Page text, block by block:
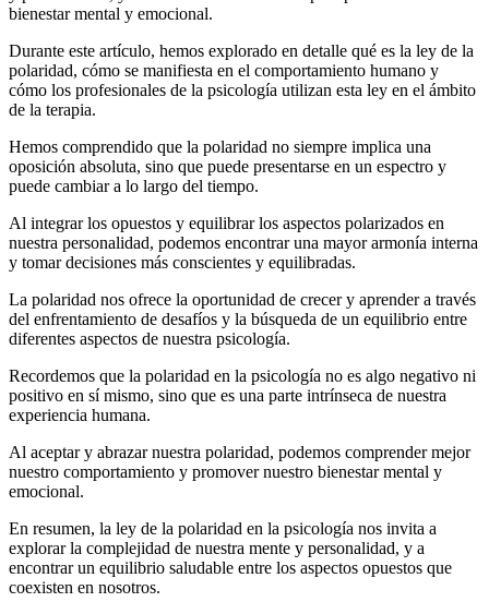
bienestar mental y emocional.
Durante este artículo, hemos explorado en detalle qué es la ley de la
polaridad, cómo se manifiesta en el comportamiento humano y
cómo los profesionales de la psicología utilizan esta ley en el ámbito
de la terapia.
Hemos comprendido que la polaridad no siempre implica una
oposición absoluta, sino que puede presentarse en un espectro y
puede cambiar a lo largo del tiempo.
Al integrar los opuestos y equilibrar los aspectos polarizados en
nuestra personalidad, podemos encontrar una mayor armonía interna
y tomar decisiones más conscientes y equilibradas.
La polaridad nos ofrece la oportunidad de crecer y aprender a través
del enfrentamiento de desafíos y la búsqueda de un equilibrio entre
diferentes aspectos de nuestra psicología.
Recordemos que la polaridad en la psicología no es algo negativo ni
positivo en sí mismo, sino que es una parte intrínseca de nuestra
experiencia humana.
Al aceptar y abrazar nuestra polaridad, podemos comprender mejor
nuestro comportamiento y promover nuestro bienestar mental y
emocional.
En resumen, la ley de la polaridad en la psicología nos invita a
explorar la complejidad de nuestra mente y personalidad, y a
encontrar un equilibrio saludable entre los aspectos opuestos que
coexisten en nosotros.